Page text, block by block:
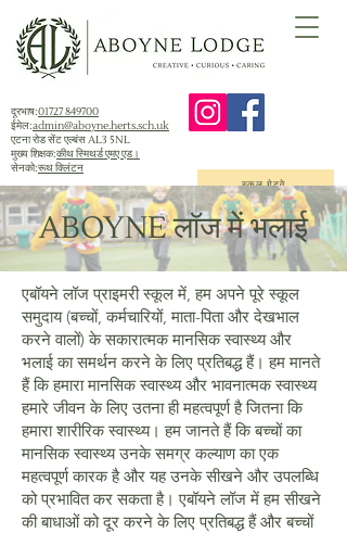
दूरभाष:01727 849700
ईमेल:admin@aboyne.herts.sch.uk
एटना रोड सेंट एल्बंस AL3 5NL
मुख्य शिक्षक:कीथ स्मिथर्ड एमए एड।
सेनको:रूथ क्लिंटन
स्कूल गेटवे
ABOYNE लॉज में भलाई
एबॉयने लॉज प्राइमरी स्कूल में, हम अपने पूरे स्कूल
समुदाय (बच्चों, कर्मचारियों, माता-पिता और देखभाल
करने वालों) के सकारात्मक मानसिक स्वास्थ्य और
भलाई का समर्थन करने के लिए प्रतिबद्ध हैं। हम मानते
हैं कि हमारा मानसिक स्वास्थ्य और भावनात्मक स्वास्थ्य
हमारे जीवन के लिए उतना ही महत्वपूर्ण है जितना कि
हमारा शारीरिक स्वास्थ्य। हम जानते हैं कि बच्चों का
मानसिक स्वास्थ्य उनके समग्र कल्याण का एक
महत्वपूर्ण कारक है और यह उनके सीखने और उपलब्धि
को प्रभावित कर सकता है। एबॉयने लॉज में हम सीखने
की बाधाओं को दूर करने के लिए प्रतिबद्ध हैं और बच्चों